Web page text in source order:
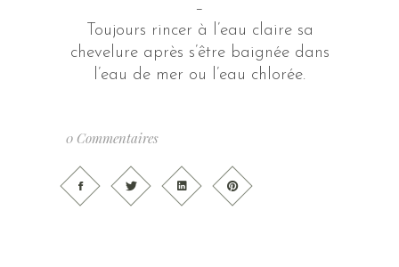
–
Toujours rincer à l’eau claire sa
chevelure après s’être baignée dans
l’eau de mer ou l’eau chlorée.
0 Commentaires